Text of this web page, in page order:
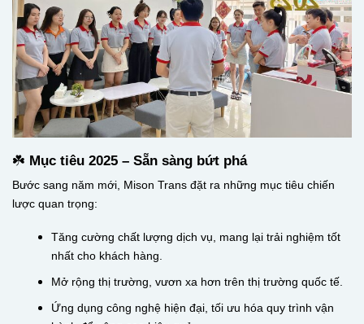
☘️ Mục tiêu 2025 – Sẵn sàng bứt phá
Bước sang năm mới, Mison Trans đặt ra những mục tiêu chiến
lược quan trọng:
Tăng cường chất lượng dịch vụ, mang lại trải nghiệm tốt
nhất cho khách hàng.
Mở rộng thị trường, vươn xa hơn trên thị trường quốc tế.
Ứng dụng công nghệ hiện đại, tối ưu hóa quy trình vận